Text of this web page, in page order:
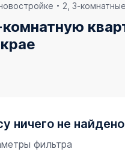
2, 3-комнатные
ничего не найдено
фильтра